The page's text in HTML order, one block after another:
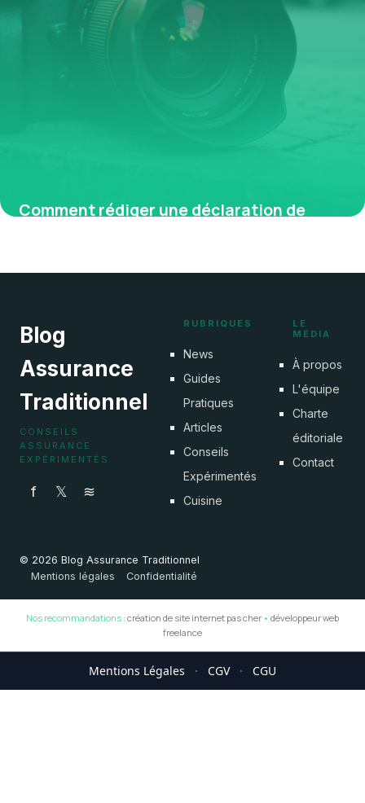
Comment rédiger une déclaration de
Blog
Assurance
Traditionnel
CONSEILS
ASSURANCE
EXPÉRIMENTÉS
f 𝕏 ≋
RUBRIQUES
News
Guides
Pratiques
Articles
Conseils
Expérimentés
Cuisine
LE
MÉDIA
À propos
L'équipe
Charte
éditoriale
Contact
© 2026 Blog Assurance Traditionnel
Mentions légales
Confidentialité
Nos recommandations : création de site internet pas cher • développeur web
freelance
Mentions Légales · CGV · CGU